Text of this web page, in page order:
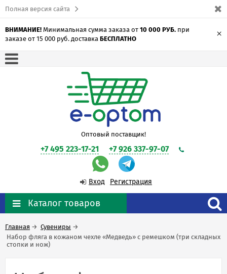
Полная версия сайта
ВНИМАНИЕ! Минимальная сумма заказа от 10 000 РУБ. при
заказе от 15 000 руб. доставка БЕСПЛАТНО ×
Оптовый поставщик!
+7 495 223-17-21 +7 926 337-97-07
Вход Регистрация
Каталог товаров
Главная → Сувениры →
Набор фляга в кожаном чехле «Медведь» с ремешком (три складных
стопки и нож)